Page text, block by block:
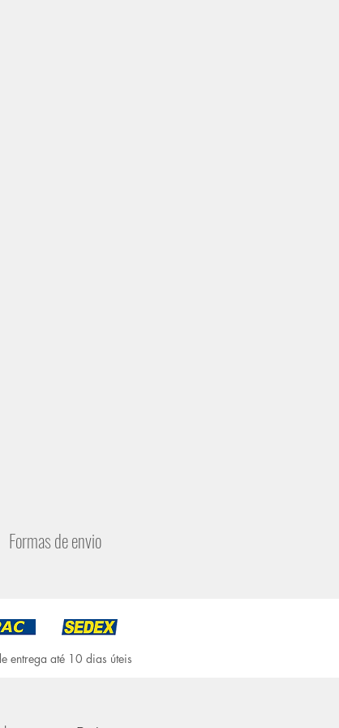
Formas de envio
entrega até 10 dias úteis